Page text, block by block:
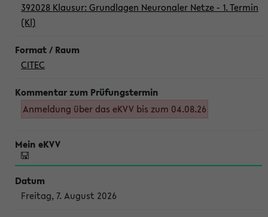
392028 Klausur: Grundlagen Neuronaler Netze - 1. Termin
(Kl)
CITEC
Anmeldung über das eKVV bis zum 04.08.26
Freitag, 7. August 2026